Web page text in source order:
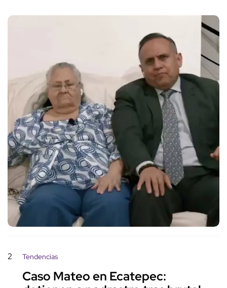
2 Tendencias
Caso Mateo en Ecatepec: